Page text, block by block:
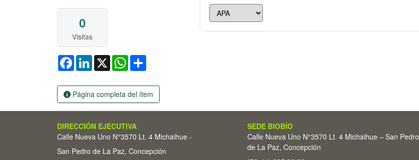
0
Visitas
FacebookLinkedIn
X WhatsApp
Página completa del ítem
DIRECCIÓN EJECUTIVA
Calle Nueva Uno N°3570 Lt. 4 Michaihue -
San Pedro de La Paz, Concepción
SEDE BIOBÍO
Calle Nueva Uno N°3570 Lt. 4 Michaihue – San Pedro
de La Paz, Concepción